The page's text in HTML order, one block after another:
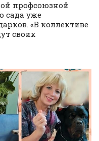
профсоюзной
сада уже
«В коллективе
своих